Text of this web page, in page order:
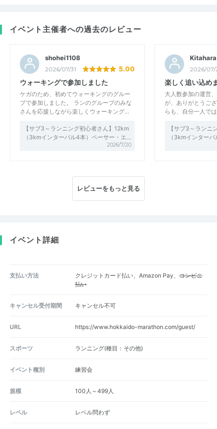
イベント主催者への過去のレビュー
shohei1108
2026/07/31 5.00
ウォーキングで参加しました
ケガのため、初めてウォーキングのグルー
プで参加しました。 ランのグループのみな
さんを応援しながら楽しくウォーキング…
【サブ3～ランニング初心者さん】12km
（3kmインターバル4本）ペーサー・エ…
2026/7/20
2026/07/
楽しく追い込め
大人数参加の運営
が、ありがとうご
らも、自分一人で
【サブ3～ランニ
（3kmインター
レビューをもっと見る
イベント詳細
支払い方法 クレジットカード払い、Amazon Pay、コンビニ
払い
キャンセル受付期間 キャンセル不可
URL https://www.hokkaido-marathon.com/guest/
スポーツ ランニング(種目：その他)
イベント種別 練習会
規模 100人～499人
レベル レベル問わず